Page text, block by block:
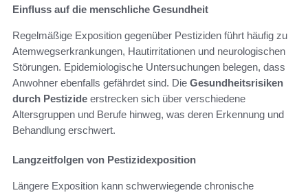
Einfluss auf die menschliche Gesundheit
Regelmäßige Exposition gegenüber Pestiziden führt häufig zu
Atemwegserkrankungen, Hautirritationen und neurologischen
Störungen. Epidemiologische Untersuchungen belegen, dass
Anwohner ebenfalls gefährdet sind. Die Gesundheitsrisiken
durch Pestizide erstrecken sich über verschiedene
Altersgruppen und Berufe hinweg, was deren Erkennung und
Behandlung erschwert.
Langzeitfolgen von Pestizidexposition
Längere Exposition kann schwerwiegende chronische